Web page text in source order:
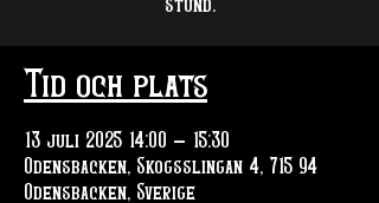
stund.
Tid och plats
13 juli 2025 14:00 – 15:30
Odensbacken, Skogsslingan 4, 715 94
Odensbacken, Sverige